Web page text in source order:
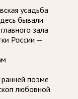
усадьба
бывали
зала
России —
поэме
любовной